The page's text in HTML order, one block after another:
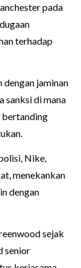
pada
terhadap
jaminan
sanksi di mana
bertanding
Nike,
menekankan
dengan
sejak
senior